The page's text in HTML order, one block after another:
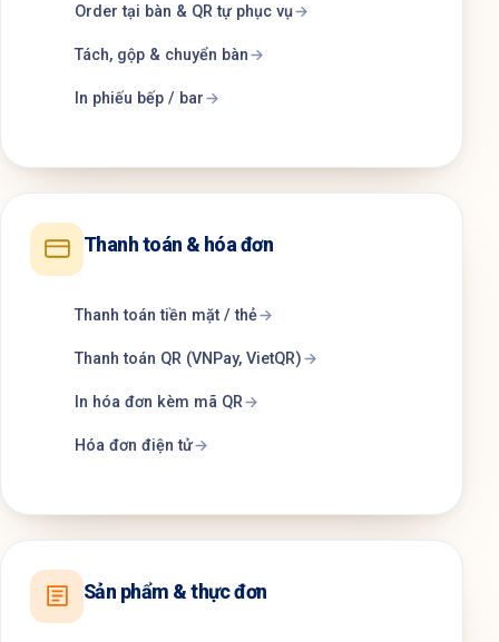
Order tại bàn & QR tự phục vụ
Tách, gộp & chuyển bàn
In phiếu bếp / bar
Thanh toán & hóa đơn
Thanh toán tiền mặt / thẻ
Thanh toán QR (VNPay, VietQR)
In hóa đơn kèm mã QR
Hóa đơn điện tử
Sản phẩm & thực đơn